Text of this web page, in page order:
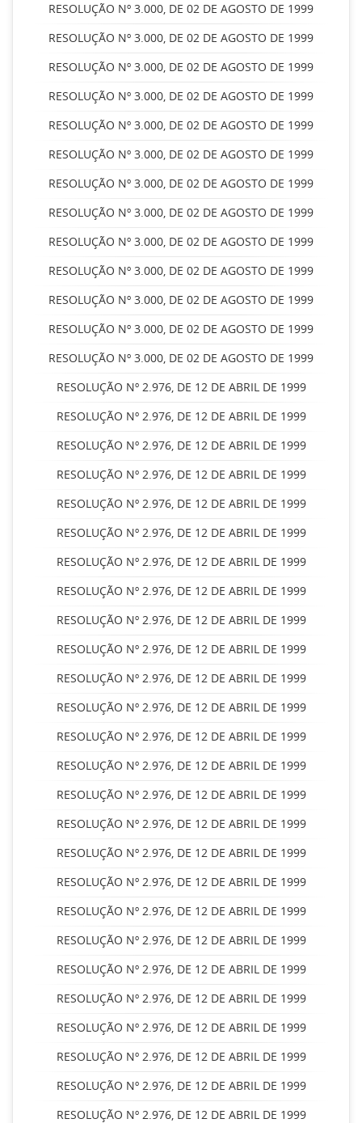
RESOLUÇÃO Nº 3.000, DE 02 DE AGOSTO DE 1999
RESOLUÇÃO Nº 3.000, DE 02 DE AGOSTO DE 1999
RESOLUÇÃO Nº 3.000, DE 02 DE AGOSTO DE 1999
RESOLUÇÃO Nº 3.000, DE 02 DE AGOSTO DE 1999
RESOLUÇÃO Nº 3.000, DE 02 DE AGOSTO DE 1999
RESOLUÇÃO Nº 3.000, DE 02 DE AGOSTO DE 1999
RESOLUÇÃO Nº 3.000, DE 02 DE AGOSTO DE 1999
RESOLUÇÃO Nº 3.000, DE 02 DE AGOSTO DE 1999
RESOLUÇÃO Nº 3.000, DE 02 DE AGOSTO DE 1999
RESOLUÇÃO Nº 3.000, DE 02 DE AGOSTO DE 1999
RESOLUÇÃO Nº 3.000, DE 02 DE AGOSTO DE 1999
RESOLUÇÃO Nº 3.000, DE 02 DE AGOSTO DE 1999
RESOLUÇÃO Nº 3.000, DE 02 DE AGOSTO DE 1999
RESOLUÇÃO Nº 2.976, DE 12 DE ABRIL DE 1999
RESOLUÇÃO Nº 2.976, DE 12 DE ABRIL DE 1999
RESOLUÇÃO Nº 2.976, DE 12 DE ABRIL DE 1999
RESOLUÇÃO Nº 2.976, DE 12 DE ABRIL DE 1999
RESOLUÇÃO Nº 2.976, DE 12 DE ABRIL DE 1999
RESOLUÇÃO Nº 2.976, DE 12 DE ABRIL DE 1999
RESOLUÇÃO Nº 2.976, DE 12 DE ABRIL DE 1999
RESOLUÇÃO Nº 2.976, DE 12 DE ABRIL DE 1999
RESOLUÇÃO Nº 2.976, DE 12 DE ABRIL DE 1999
RESOLUÇÃO Nº 2.976, DE 12 DE ABRIL DE 1999
RESOLUÇÃO Nº 2.976, DE 12 DE ABRIL DE 1999
RESOLUÇÃO Nº 2.976, DE 12 DE ABRIL DE 1999
RESOLUÇÃO Nº 2.976, DE 12 DE ABRIL DE 1999
RESOLUÇÃO Nº 2.976, DE 12 DE ABRIL DE 1999
RESOLUÇÃO Nº 2.976, DE 12 DE ABRIL DE 1999
RESOLUÇÃO Nº 2.976, DE 12 DE ABRIL DE 1999
RESOLUÇÃO Nº 2.976, DE 12 DE ABRIL DE 1999
RESOLUÇÃO Nº 2.976, DE 12 DE ABRIL DE 1999
RESOLUÇÃO Nº 2.976, DE 12 DE ABRIL DE 1999
RESOLUÇÃO Nº 2.976, DE 12 DE ABRIL DE 1999
RESOLUÇÃO Nº 2.976, DE 12 DE ABRIL DE 1999
RESOLUÇÃO Nº 2.976, DE 12 DE ABRIL DE 1999
RESOLUÇÃO Nº 2.976, DE 12 DE ABRIL DE 1999
RESOLUÇÃO Nº 2.976, DE 12 DE ABRIL DE 1999
RESOLUÇÃO Nº 2.976, DE 12 DE ABRIL DE 1999
RESOLUÇÃO Nº 2.976, DE 12 DE ABRIL DE 1999